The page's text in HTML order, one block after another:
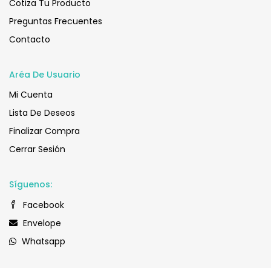
Cotiza Tu Producto
Preguntas Frecuentes
Contacto
Aréa De Usuario
Mi Cuenta
Lista De Deseos
Finalizar Compra
Cerrar Sesión
Síguenos:
Facebook
Envelope
Whatsapp